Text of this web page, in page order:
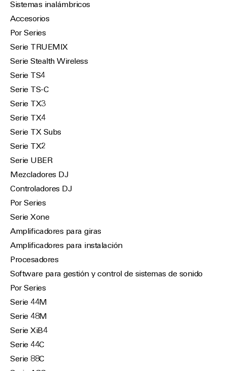
Sistemas inalámbricos
Accesorios
Por Series
Serie TRUEMIX
Serie Stealth Wireless
Serie TS4
Serie TS-C
Serie TX3
Serie TX4
Serie TX Subs
Serie TX2
Serie UBER
Mezcladores DJ
Controladores DJ
Por Series
Serie Xone
Amplificadores para giras
Amplificadores para instalación
Procesadores
Software para gestión y control de sistemas de sonido
Por Series
Serie 44M
Serie 48M
Serie XiB4
Serie 44C
Serie 88C